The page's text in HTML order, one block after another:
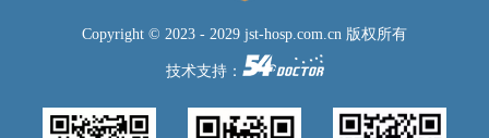
Copyright © 2023 - 2029 jst-hosp.com.cn 版权所有
技术支持：